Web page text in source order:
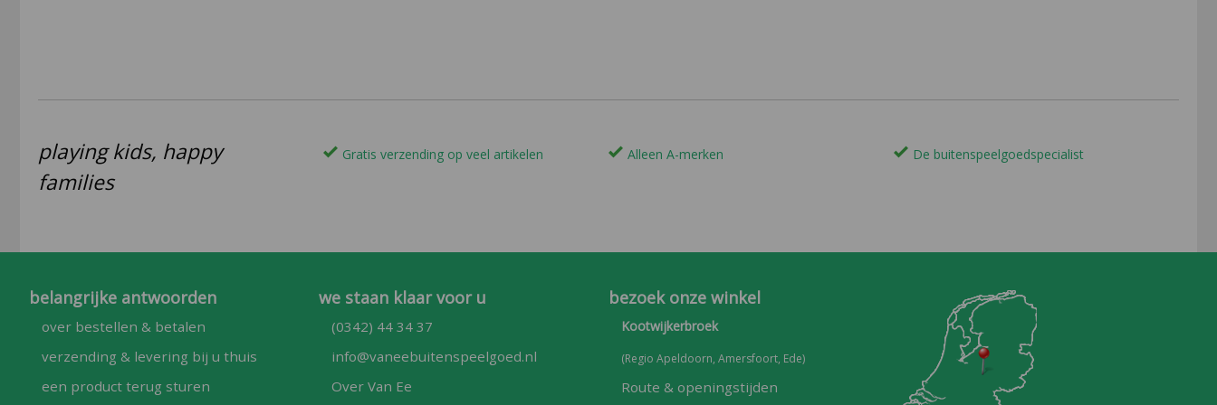
playing kids, happy
families
Gratis verzending op veel artikelen Alleen A-merken De buitenspeelgoedspecialist
belangrijke antwoorden
over bestellen & betalen
verzending & levering bij u thuis
een product terug sturen
we staan klaar voor u
(0342) 44 34 37
info@vaneebuitenspeelgoed.nl
Over Van Ee
bezoek onze winkel
Kootwijkerbroek
(Regio Apeldoorn, Amersfoort, Ede)
Route & openingstijden